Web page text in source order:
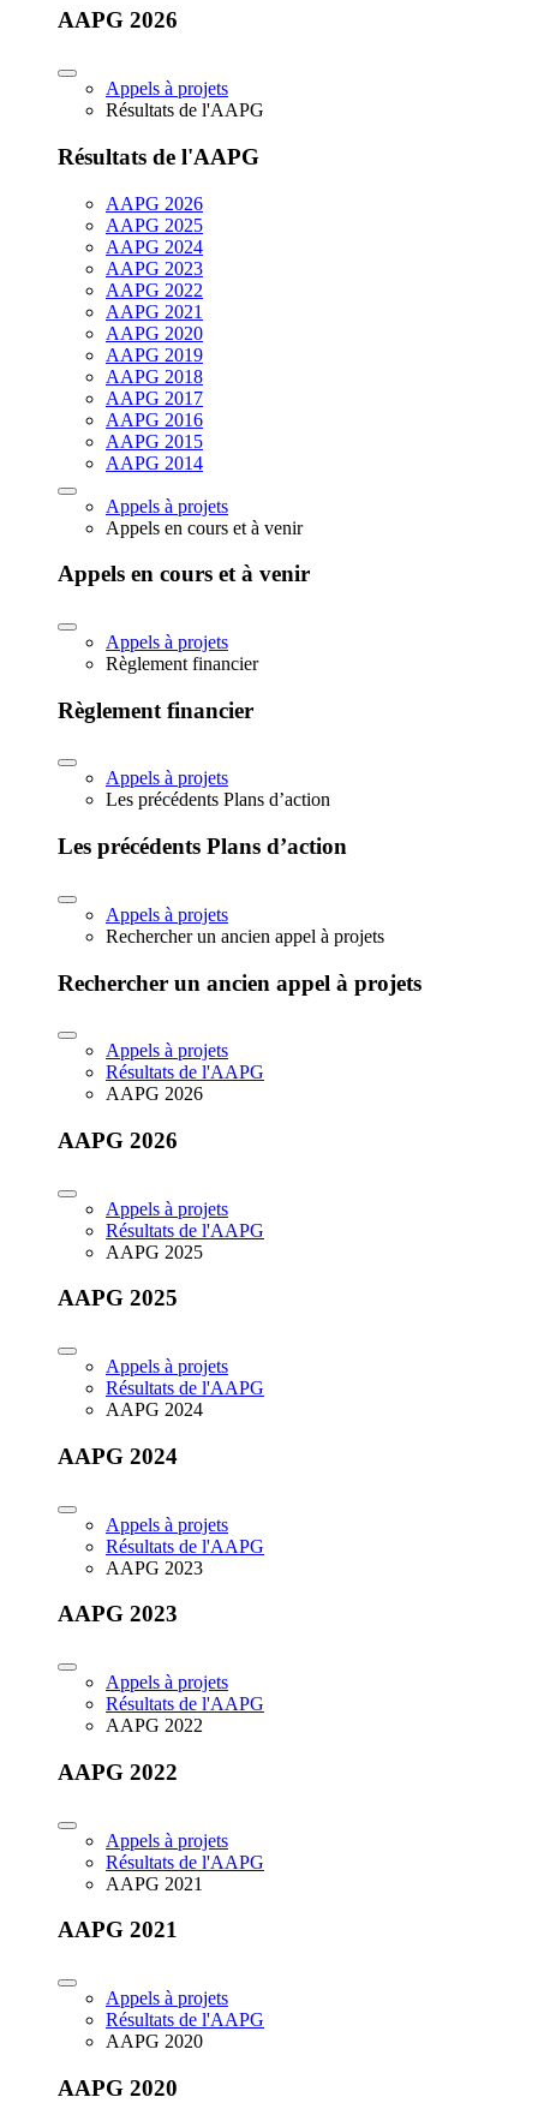
AAPG 2026
Appels à projets
Résultats de l'AAPG
Résultats de l'AAPG
AAPG 2026
AAPG 2025
AAPG 2024
AAPG 2023
AAPG 2022
AAPG 2021
AAPG 2020
AAPG 2019
AAPG 2018
AAPG 2017
AAPG 2016
AAPG 2015
AAPG 2014
Appels à projets
Appels en cours et à venir
Appels en cours et à venir
Appels à projets
Règlement financier
Règlement financier
Appels à projets
Les précédents Plans d’action
Les précédents Plans d’action
Appels à projets
Rechercher un ancien appel à projets
Rechercher un ancien appel à projets
Appels à projets
Résultats de l'AAPG
AAPG 2026
AAPG 2026
Appels à projets
Résultats de l'AAPG
AAPG 2025
AAPG 2025
Appels à projets
Résultats de l'AAPG
AAPG 2024
AAPG 2024
Appels à projets
Résultats de l'AAPG
AAPG 2023
AAPG 2023
Appels à projets
Résultats de l'AAPG
AAPG 2022
AAPG 2022
Appels à projets
Résultats de l'AAPG
AAPG 2021
AAPG 2021
Appels à projets
Résultats de l'AAPG
AAPG 2020
AAPG 2020